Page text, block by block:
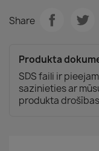
Share
Produkta
SDS faili ir
sazinieties ar
produkta